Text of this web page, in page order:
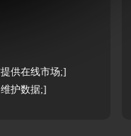
供在线市场;]
护数据;]